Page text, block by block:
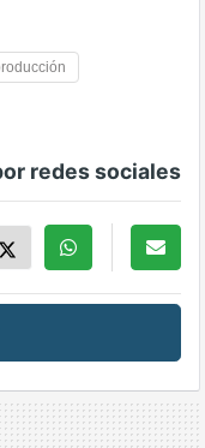
redes sociales